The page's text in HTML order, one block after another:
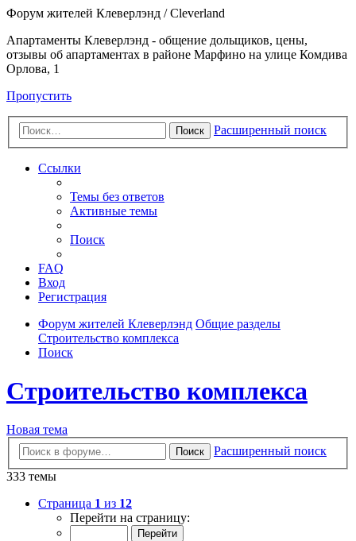
Форум жителей Клеверлэнд / Cleverland
Апартаменты Клеверлэнд - общение дольщиков, цены,
отзывы об апартаментах в районе Марфино на улице Комдива
Орлова, 1
Пропустить
Поиск Расширенный поиск
Ссылки
Темы без ответов
Активные темы
Поиск
FAQ
Вход
Регистрация
Форум жителей Клеверлэнд Общие разделы
Строительство комплекса
Поиск
Строительство комплекса
Новая тема
Поиск
Расширенный поиск
333 темы
Страница 1 из 12
Перейти на страницу: